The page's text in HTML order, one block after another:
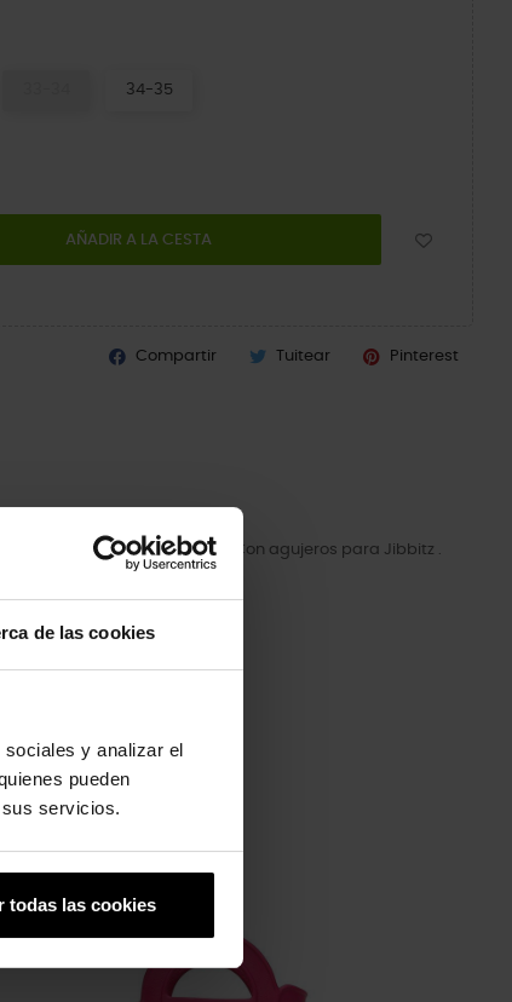
de las cookies
y analizar el
pueden
servicios.
todas las cookies
34-35
AÑADIR A LA CESTA
Compartir Tuitear Pinterest
Jaunt Kids es para ti. Con agujeros para Jibbitz .